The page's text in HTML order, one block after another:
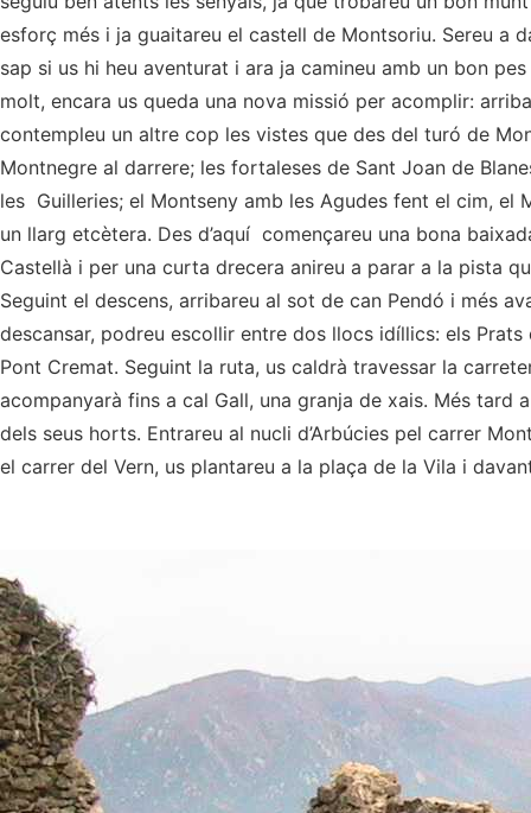
esforç més i ja guaitareu el castell de Montsoriu. Sereu a
sap si us hi heu aventurat i ara ja camineu amb un bon
molt, encara us queda una nova missió per acomplir:
contempleu un altre cop les vistes que des del turó de
Montnegre al darrere; les fortaleses de Sant Joan de
les Guilleries; el Montseny amb les Agudes fent el cim, el
un llarg etcètera. Des d’aquí començareu una bona
Castellà i per una curta drecera anireu a parar a la pista
Seguint el descens, arribareu al sot de can Pendó i més
descansar, podreu escollir entre dos llocs idíllics: els
Pont Cremat. Seguint la ruta, us caldrà travessar la
acompanyarà fins a cal Gall, una granja de xais. Més tard
dels seus horts. Entrareu al nucli d’Arbúcies pel carrer
el carrer del Vern, us plantareu a la plaça de la Vila i